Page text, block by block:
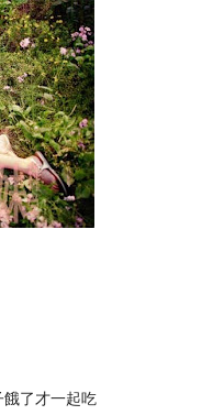
了才一起吃